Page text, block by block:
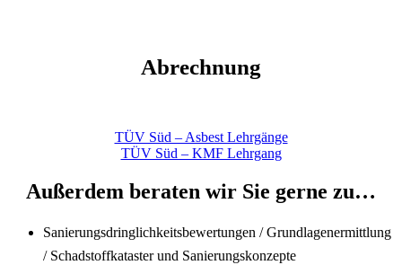
Abrechnung
TÜV Süd – Asbest Lehrgänge
TÜV Süd – KMF Lehrgang
Außerdem beraten wir Sie gerne zu…
Sanierungsdringlichkeitsbewertungen / Grundlagenermittlung
/ Schadstoffkataster und Sanierungskonzepte